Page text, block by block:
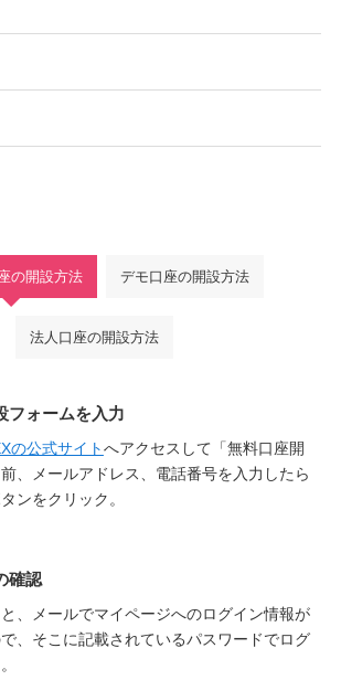
の開設方法 デモ口座の開設方法
法人口座の開設方法
フォームを入力
の公式サイトへアクセスして「無料口座開
、メールアドレス、電話番号を入力したら
ンをクリック。
確認
、メールでマイページへのログイン情報が
、そこに記載されているパスワードでログ